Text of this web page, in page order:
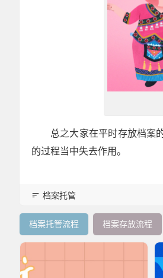
总之大家在平时存放档案
的过程当中失去作用。
档案托管
档案托管流程 档案存放流程